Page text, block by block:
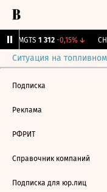
MGTS 1 312 -0,15%↓
Ситуация на
Подписка
Реклама
РФРИТ
Справочник компаний
Подписка для юр.лиц